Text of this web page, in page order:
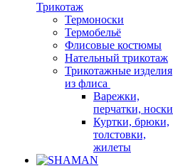
Трикотаж
Термоноски
Термобельё
Флисовые костюмы
Нательный трикотаж
Трикотажные изделия
из флиса
Варежки,
перчатки, носки
Куртки, брюки,
толстовки,
жилеты